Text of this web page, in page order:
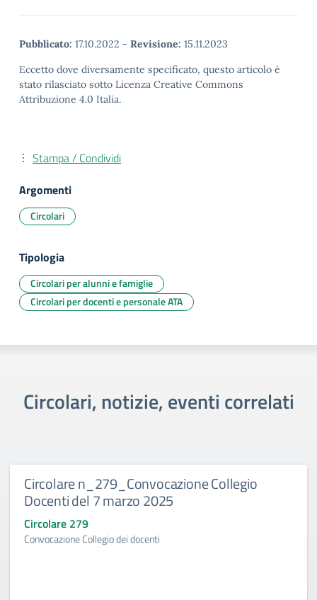
Pubblicato: 17.10.2022 - Revisione: 15.11.2023
Eccetto dove diversamente specificato, questo articolo è
stato rilasciato sotto Licenza Creative Commons
Attribuzione 4.0 Italia.
Stampa / Condividi
Argomenti
Circolari
Tipologia
Circolari per alunni e famiglie
Circolari per docenti e personale ATA
Circolari, notizie, eventi correlati
Circolare n_279_Convocazione Collegio
Docenti del 7 marzo 2025
Circolare 279
Convocazione Collegio dei docenti